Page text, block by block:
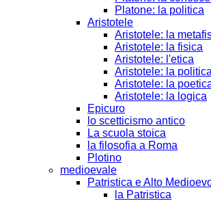
Platone: la politica
Aristotele
Aristotele: la
Aristotele: la fisica
Aristotele: l'etica
Aristotele: la politica
Aristotele: la
Aristotele: la logica
Epicuro
lo scetticismo antico
La scuola stoica
la filosofia a Roma
Plotino
medioevale
Patristica e Alto
la Patristica